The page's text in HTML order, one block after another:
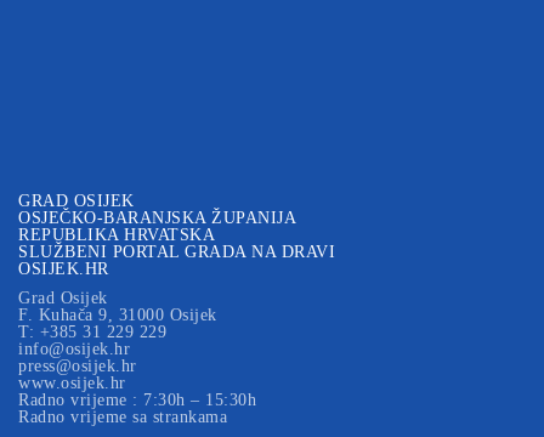
GRAD OSIJEK
OSJEČKO-BARANJSKA ŽUPANIJA
REPUBLIKA HRVATSKA
SLUŽBENI PORTAL GRADA NA DRAVI
OSIJEK.HR
Grad Osijek
F. Kuhača 9, 31000 Osijek
T: +385 31 229 229
info@osijek.hr
press@osijek.hr
www.osijek.hr
Radno vrijeme : 7:30h – 15:30h
Radno vrijeme sa strankama